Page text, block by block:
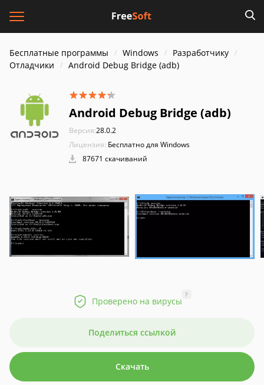
Бесплатные программы Windows
Разработчику
Отладчики
Android Debug Bridge (adb)
Android Debug Bridge (adb)
Версия:28.0.2
Лицензия: Бесплатно для Windows
87671 скачиваний
Проверено на вирусы
?
Поделиться ссылкой
Скачать